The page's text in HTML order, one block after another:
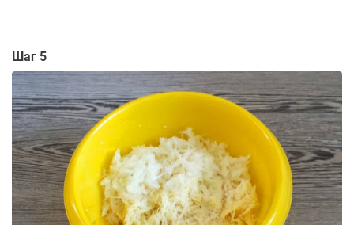
Шаг 5